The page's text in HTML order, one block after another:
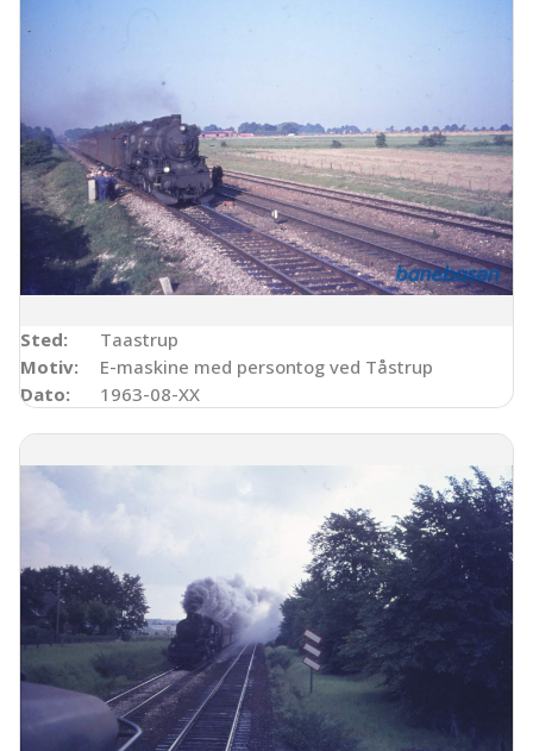
Sted:
Taastrup
Motiv:
E-maskine med persontog ved Tåstrup
Dato:
1963-08-XX